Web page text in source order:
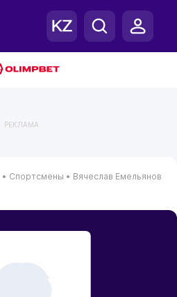
РЕКЛАМА
• Спортсмены • Вячеслав Емельянов